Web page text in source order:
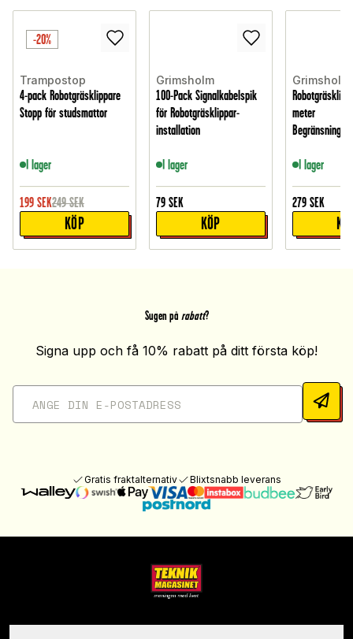
-20%
Trampostop
4-pack Robotgräsklippare
Stopp för studsmattor
I lager
199 SEK249 SEK
KÖP
Grimsholm
100-Pack Signalkabelspik
för Robotgräsklippar-
installation
I lager
79 SEK
KÖP
Grimsholm
meter
I lager
279 SEK
Sugen på rabatt?
Signa upp och få 10% rabatt på ditt första köp!
Gratis fraktalternativ Blixtsnabb leverans